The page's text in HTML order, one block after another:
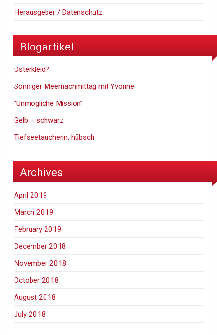
Herausgeber / Datenschutz
Blogartikel
Osterkleid?
Sonniger Meernachmittag mit Yvonne
“Unmögliche Mission”
Gelb – schwarz
Tiefseetaucherin, hübsch
Archives
April 2019
March 2019
February 2019
December 2018
November 2018
October 2018
August 2018
July 2018